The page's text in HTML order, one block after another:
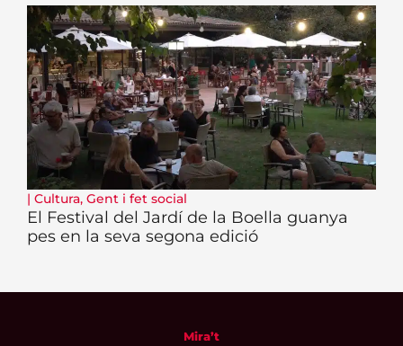
| Cultura, Gent i fet social
El Festival del Jardí de la Boella guanya
pes en la seva segona edició
Mira’t